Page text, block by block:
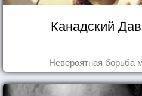
Канадский
Невероятная борьба